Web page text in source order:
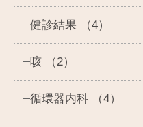
健診結果 （4）
咳 （2）
循環器内科 （4）